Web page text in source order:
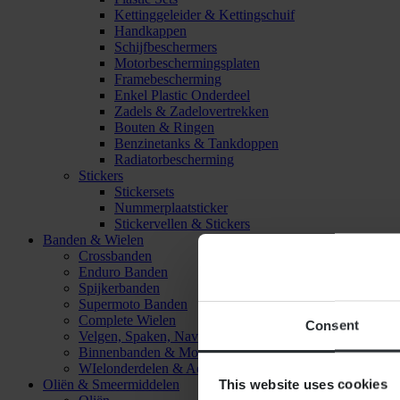
Consent
This website uses cookies
Kettinggeleider & Kettingschuif
Handkappen
Schijfbeschermers
Motorbeschermingsplaten
Framebescherming
Enkel Plastic Onderdeel
Zadels & Zadelovertrekken
Bouten & Ringen
Benzinetanks & Tankdoppen
Radiatorbescherming
Stickers
Stickersets
Nummerplaatsticker
Stickervellen & Stickers
Banden & Wielen
Crossbanden
Enduro Banden
Spijkerbanden
Supermoto Banden
Complete Wielen
Velgen, Spaken, Naven & Lagers
Binnenbanden & Mousses
WIelonderdelen & Accessoires
Oliën & Smeermiddelen